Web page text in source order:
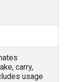
carry,
usage